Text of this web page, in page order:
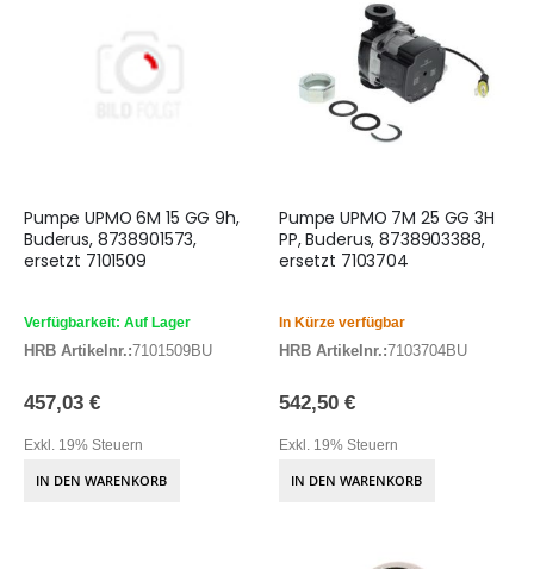
Pumpe UPMO 6M 15 GG 9h,
Buderus, 8738901573,
ersetzt 7101509
Verfügbarkeit: Auf Lager
HRB Artikelnr.:7101509BU
457,03 €
Exkl. 19% Steuern
IN DEN WARENKORB
Pumpe UPMO 7M 25 GG 3H
PP, Buderus, 8738903388,
ersetzt 7103704
In Kürze verfügbar
HRB Artikelnr.:7103704BU
542,50 €
Exkl. 19% Steuern
IN DEN WARENKORB